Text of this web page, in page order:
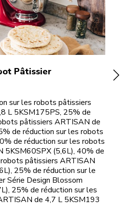
Pâtissier
sur les robots pâtissiers
L 5KSM175PS, 25% de
pâtissiers ARTISAN de
de réduction sur les robots
de réduction sur les robots
5KSM60SPX (5,6L), 40% de
pâtissiers ARTISAN
25% de réduction sur le
Série Design Blossom
25% de réduction sur les
de 4,7 L 5KSM193